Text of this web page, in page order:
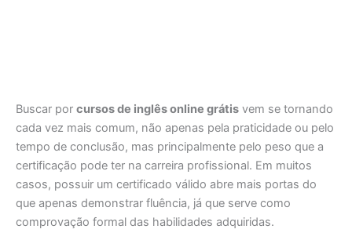
Buscar por cursos de inglês online grátis vem se tornando
cada vez mais comum, não apenas pela praticidade ou pelo
tempo de conclusão, mas principalmente pelo peso que a
certificação pode ter na carreira profissional. Em muitos
casos, possuir um certificado válido abre mais portas do
que apenas demonstrar fluência, já que serve como
comprovação formal das habilidades adquiridas.